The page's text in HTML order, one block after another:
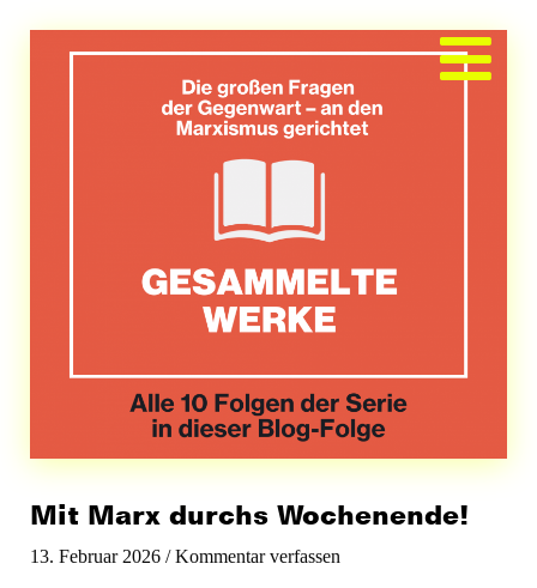
Mit Marx durchs Wochenende!
13. Februar 2026/Kommentar verfassen